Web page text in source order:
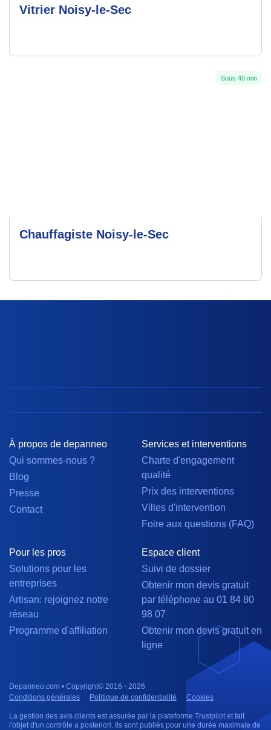
Vitrier Noisy-le-Sec
Sous 40 min
Chauffagiste Noisy-le-Sec
À propos de depanneo
Qui sommes-nous ?
Blog
Presse
Contact
Services et interventions
Charte d'engagement
qualité
Prix des interventions
Villes d'intervention
Foire aux questions (FAQ)
Pour les pros
Solutions pour les
entreprises
Artisan: rejoignez notre
réseau
Programme d'affiliation
Espace client
Suivi de dossier
Obtenir mon devis gratuit
par téléphone au 01 84 80
98 07
Obtenir mon devis gratuit en
ligne
Depanneo.com • Copyright© 2016 - 2026
Conditions générales
Politique de confidentialité Cookies
La gestion des avis clients est assurée par la plateforme Trustpilot et fait
l'objet d'un contrôle a posteriori. Ils sont publiés pour une durée maximale de